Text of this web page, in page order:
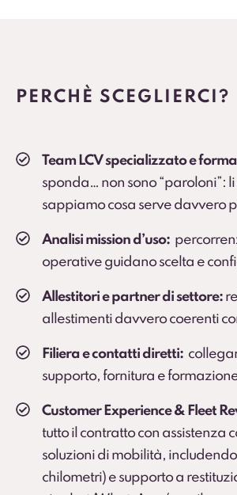
Cambio stagionale e,
Soluzione cheelimina
Servizio sviluppato in
PERCHÈ SCEGLIERCI?
Team LCV specializzato e
sponda… non sono “paroloni”:
sappiamo cosa serve davvero
Analisi mission d’uso:
operative guidano scelta e
Allestitori e partner di settore:
allestimenti davvero coerenti
Filiera e contatti diretti:
supporto, fornitura e
Customer Experience & Fleet
tutto il contratto con assistenza
soluzioni di mobilità,
chilometri) e supporto a